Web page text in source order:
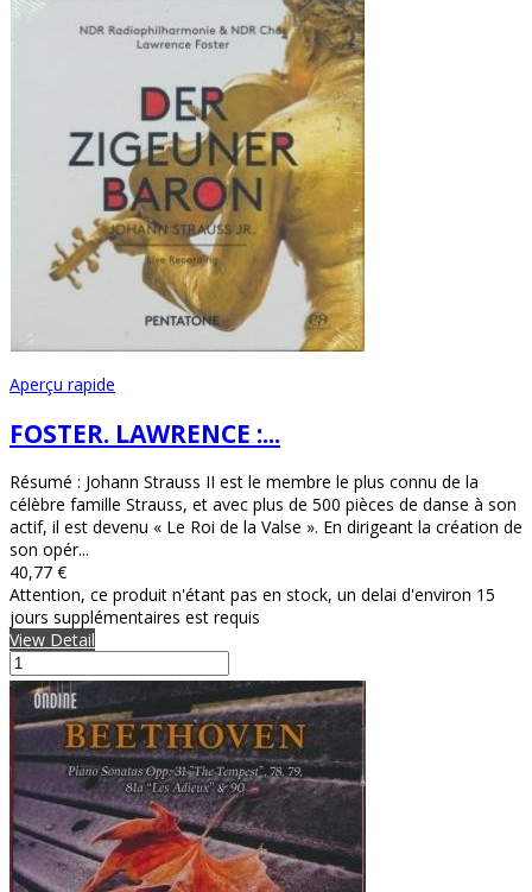
Aperçu rapide
FOSTER. LAWRENCE :...
Résumé : Johann Strauss II est le membre le plus connu de la
célèbre famille Strauss, et avec plus de 500 pièces de danse à son
actif, il est devenu « Le Roi de la Valse ». En dirigeant la création de
son opér...
40,77 €
Attention, ce produit n'étant pas en stock, un delai d'environ 15
jours supplémentaires est requis
View Detail